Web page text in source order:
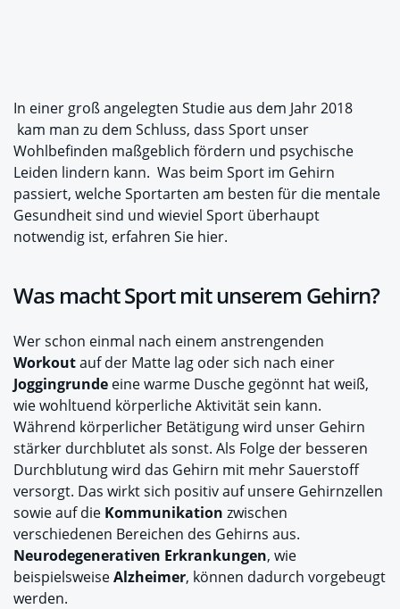
In einer groß angelegten Studie aus dem Jahr 2018
kam man zu dem Schluss, dass Sport unser
Wohlbefinden maßgeblich fördern und psychische
Leiden lindern kann. Was beim Sport im Gehirn
passiert, welche Sportarten am besten für die mentale
Gesundheit sind und wieviel Sport überhaupt
notwendig ist, erfahren Sie hier.
Was macht Sport mit unserem Gehirn?
Wer schon einmal nach einem anstrengenden
Workoutauf der Matte lag oder sich nach einer
Joggingrunde eine warme Dusche gegönnt hat weiß,
wie wohltuend körperliche Aktivität sein kann.
Während körperlicher Betätigung wird unser Gehirn
stärker durchblutet als sonst. Als Folge der besseren
Durchblutung wird das Gehirn mit mehr Sauerstoff
versorgt. Das wirkt sich positiv auf unsere Gehirnzellen
sowie auf die Kommunikation zwischen
verschiedenen Bereichen des Gehirns aus.
Neurodegenerativen Erkrankungen, wie
beispielsweiseAlzheimer, können dadurch vorgebeugt
werden.